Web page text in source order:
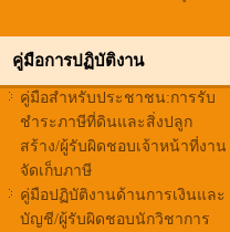
คู่มือการปฏิบัติงาน
คู่มือสำหรับประชาชน:การรับ
ชำระภาษีที่ดินและสิ่งปลูก
สร้าง/ผู้รับผิดชอบเจ้าหน้าที่งาน
จัดเก็บภาษี
คู่มือปฏิบัติงานด้านการเงินและ
บัญชี/ผู้รับผิดชอบนักวิชาการ